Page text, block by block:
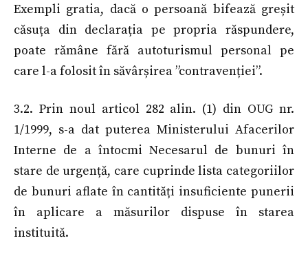
Exempli gratia, dacă o persoană bifează greșit
căsuța din declarația pe propria răspundere,
poate rămâne fără autoturismul personal pe
care l-a folosit în săvârșirea ”contravenției”.
3.2. Prin noul articol 282 alin. (1) din OUG nr.
1/1999, s-a dat puterea Ministerului Afacerilor
Interne de a întocmi Necesarul de bunuri în
stare de urgență, care cuprinde lista categoriilor
de bunuri aflate în cantități insuficiente punerii
în aplicare a măsurilor dispuse în starea
instituită.